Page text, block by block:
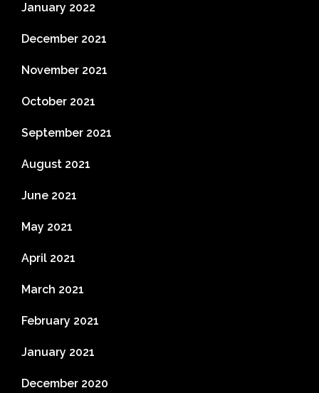
January 2022
December 2021
November 2021
October 2021
September 2021
August 2021
June 2021
May 2021
April 2021
March 2021
February 2021
January 2021
December 2020